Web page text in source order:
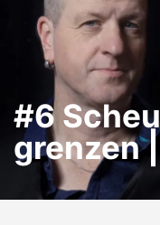
#6
grenzen